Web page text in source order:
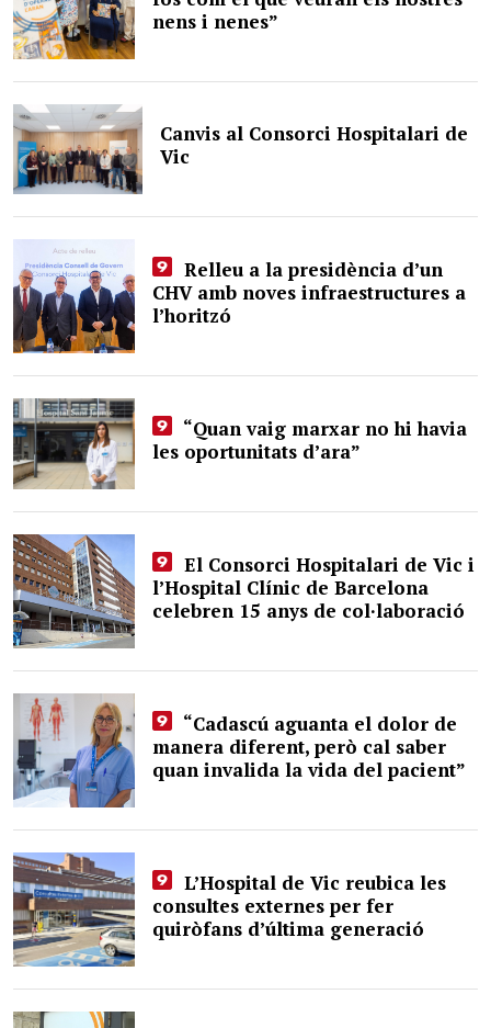
nens i nenes”
Canvis al Consorci Hospitalari de
Vic
Relleu a la presidència d’un
CHV amb noves infraestructures a
l’horitzó
“Quan vaig marxar no hi havia
les oportunitats d’ara”
El Consorci Hospitalari de Vic i
l’Hospital Clínic de Barcelona
celebren 15 anys de col·laboració
“Cadascú aguanta el dolor de
manera diferent, però cal saber
quan invalida la vida del pacient”
L’Hospital de Vic reubica les
consultes externes per fer
quiròfans d’última generació